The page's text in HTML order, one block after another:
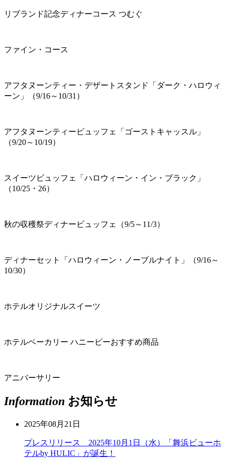
リブランド記念ディナーコース つむぐ
ファイン・コース
アフタヌーンティー・デザートスタンド「ダーク・ハロウィ
ーン」（9/16～10/31）
アフタヌーンティービュッフェ「ゴーストキャッスル」
（9/20～10/19）
スイーツビュッフェ「ハロウィーン・イン・ブラック」
（10/25・26）
秋の収穫祭ディナービュッフェ（9/5～11/3）
ディナーセット「ハロウィーン・ノーブルナイト」（9/16～
10/30）
ホテルオリジナルスイーツ
ホテルベーカリー ハニービーおすすめ商品
アニバーサリー
Information お知らせ
2025年08月21日
プレスリリース 2025年10月1日（水）「舞浜ビューホ
テルby HULIC」が誕生！